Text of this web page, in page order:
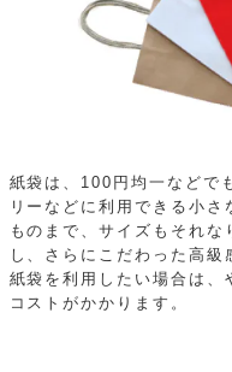
紙袋は、100円均一などで
リーなどに利用できる小
ものまで、サイズもそれ
し、さらにこだわった高
紙袋を利用したい場合は
コストがかかります。